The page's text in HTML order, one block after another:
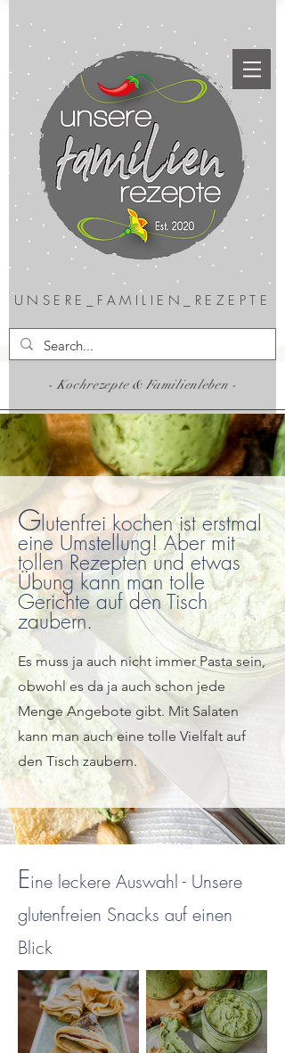
UNSERE_FAMILIEN_REZEPTE
- Kochrezepte & Familienleben -
Glutenfrei kochen ist erstmal
eine Umstellung! Aber mit
tollen Rezepten und etwas
Übung kann man tolle
Gerichte auf den Tisch
zaubern.
Es muss ja auch nicht immer Pasta sein,
obwohl es da ja auch schon jede
Menge Angebote gibt. Mit Salaten
kann man auch eine tolle Vielfalt auf
den Tisch zaubern.
Eine leckere Auswahl - Unsere
glutenfreien Snacks auf einen
Blick